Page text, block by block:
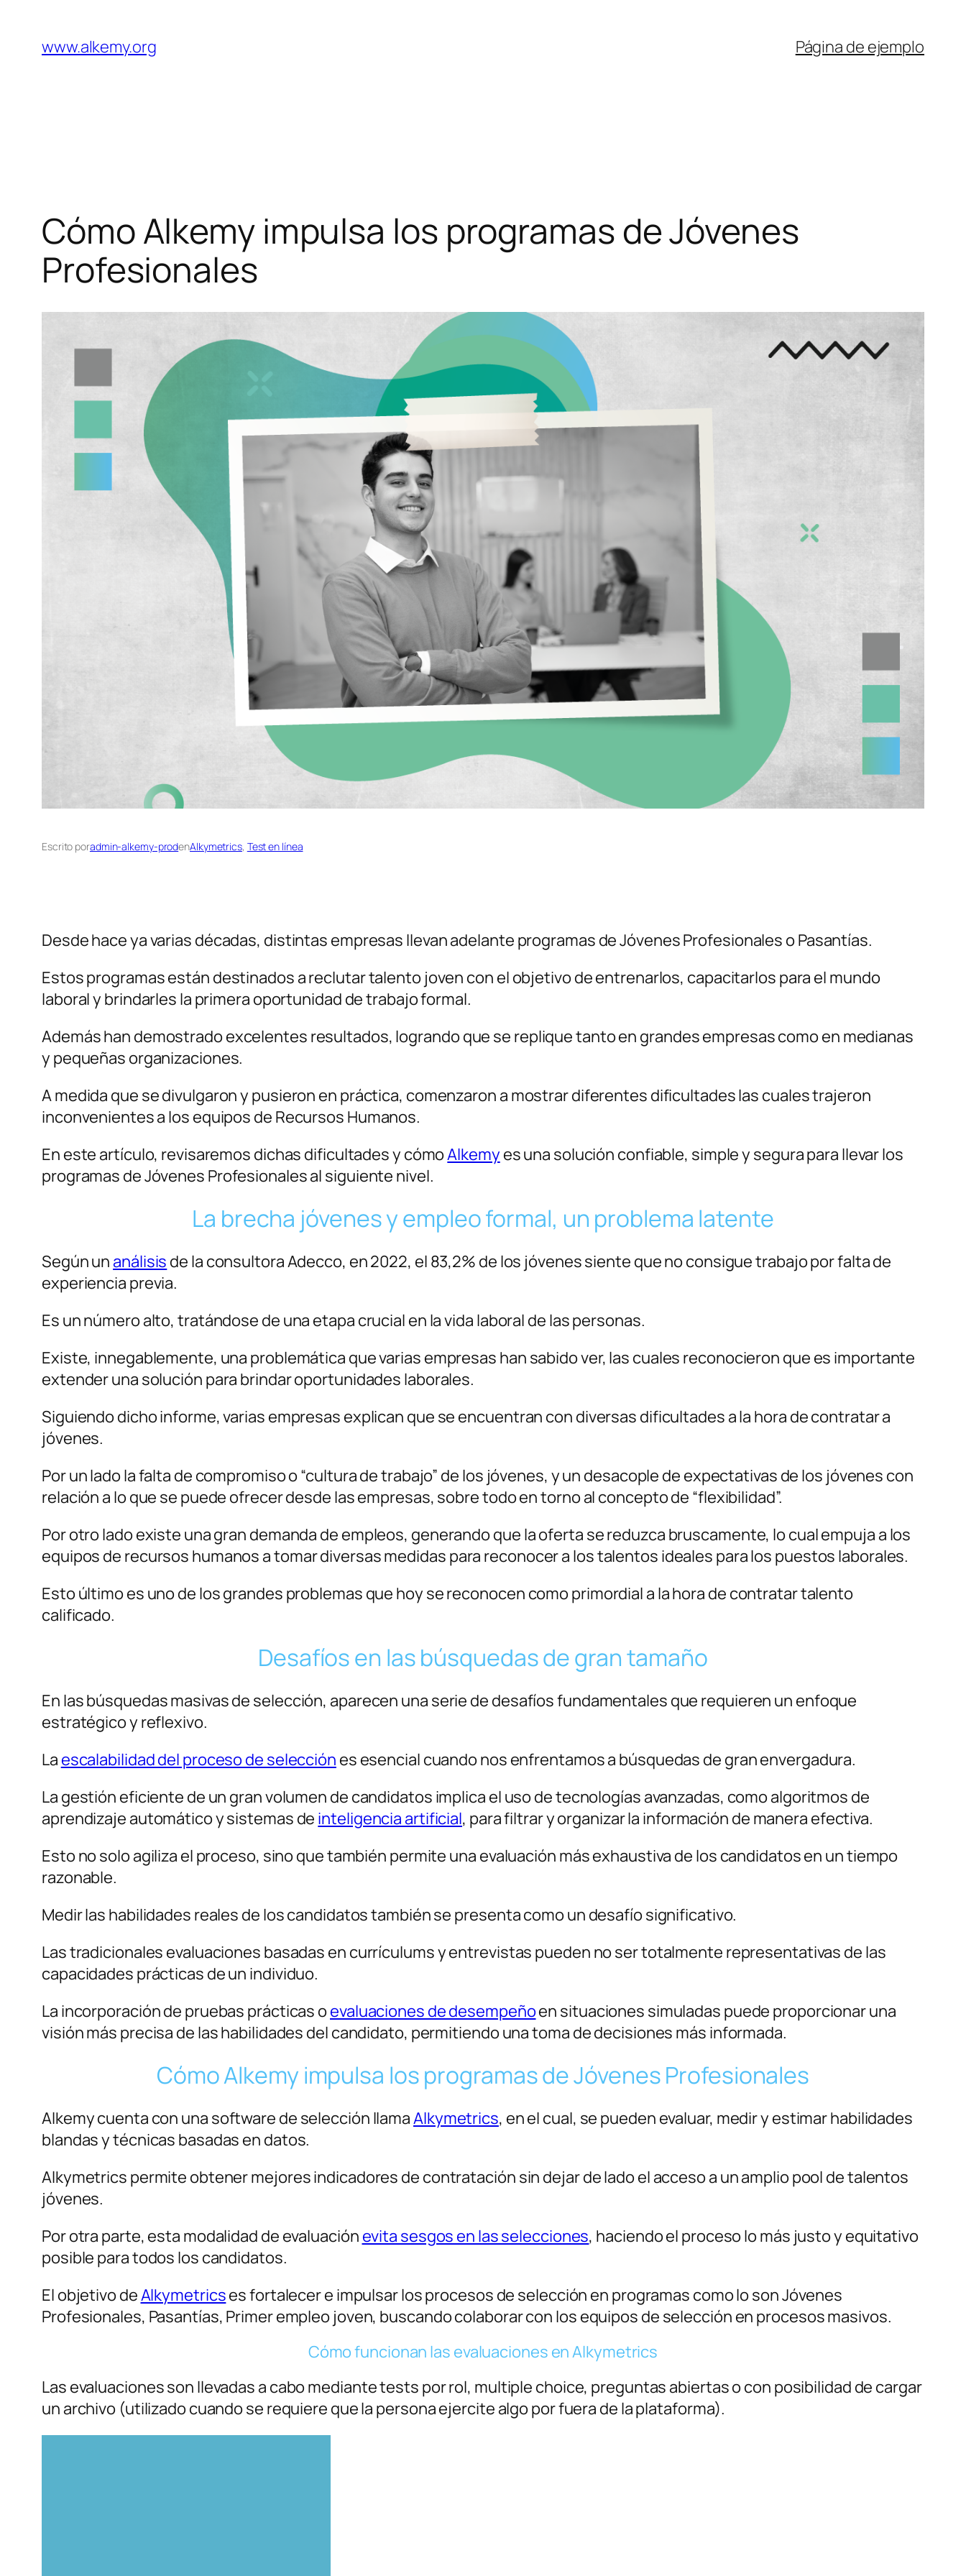
contenido
www.alkemy.org Página de ejemplo
Cómo Alkemy impulsa los programas de Jóvenes
Profesionales
Escrito poradmin-alkemy-prodenAlkymetrics, Test en línea
Desde hace ya varias décadas, distintas empresas llevan adelante programas de Jóvenes Profesionales o Pasantías.
Estos programas están destinados a reclutar talento joven con el objetivo de entrenarlos, capacitarlos para el mundo
laboral y brindarles la primera oportunidad de trabajo formal.
Además han demostrado excelentes resultados, logrando que se replique tanto en grandes empresas como en medianas
y pequeñas organizaciones.
A medida que se divulgaron y pusieron en práctica, comenzaron a mostrar diferentes dificultades las cuales trajeron
inconvenientes a los equipos de Recursos Humanos.
En este artículo, revisaremos dichas dificultades y cómoAlkemy es una solución confiable, simple y segura para llevar los
programas de Jóvenes Profesionales al siguiente nivel.
La brecha jóvenes y empleo formal, un problema latente
Según un análisis de la consultora Adecco, en 2022, el 83,2% de los jóvenes siente que no consigue trabajo por falta de
experiencia previa.
Es un número alto, tratándose de una etapa crucial en la vida laboral de las personas.
Existe, innegablemente, una problemática que varias empresas han sabido ver, las cuales reconocieron que es importante
extender una solución para brindar oportunidades laborales.
Siguiendo dicho informe, varias empresas explican que se encuentran con diversas dificultades a la hora de contratar a
jóvenes.
Por un lado la falta de compromiso o “cultura de trabajo” de los jóvenes, y un desacople de expectativas de los jóvenes con
relación a lo que se puede ofrecer desde las empresas, sobre todo en torno al concepto de “flexibilidad”.
Por otro lado existe una gran demanda de empleos, generando que la oferta se reduzca bruscamente, lo cual empuja a los
equipos de recursos humanos a tomar diversas medidas para reconocer a los talentos ideales para los puestos laborales.
Esto último es uno de los grandes problemas que hoy se reconocen como primordial a la hora de contratar talento
calificado.
Desafíos en las búsquedas de gran tamaño
En las búsquedas masivas de selección, aparecen una serie de desafíos fundamentales que requieren un enfoque
estratégico y reflexivo.
La escalabilidad del proceso de selección es esencial cuando nos enfrentamos a búsquedas de gran envergadura.
La gestión eficiente de un gran volumen de candidatos implica el uso de tecnologías avanzadas, como algoritmos de
aprendizaje automático y sistemas de inteligencia artificial, para filtrar y organizar la información de manera efectiva.
Esto no solo agiliza el proceso, sino que también permite una evaluación más exhaustiva de los candidatos en un tiempo
razonable.
Medir las habilidades reales de los candidatos también se presenta como un desafío significativo.
Las tradicionales evaluaciones basadas en currículums y entrevistas pueden no ser totalmente representativas de las
capacidades prácticas de un individuo.
La incorporación de pruebas prácticas o evaluaciones de desempeñoen situaciones simuladas puede proporcionar una
visión más precisa de las habilidades del candidato, permitiendo una toma de decisiones más informada.
Cómo Alkemy impulsa los programas de Jóvenes Profesionales
Alkemy cuenta con una software de selección llamaAlkymetrics, en el cual, se pueden evaluar, medir y estimar habilidades
blandas y técnicas basadas en datos.
Alkymetrics permite obtener mejores indicadores de contratación sin dejar de lado el acceso a un amplio pool de talentos
jóvenes.
Por otra parte, esta modalidad de evaluación evita sesgos en las selecciones, haciendo el proceso lo más justo y equitativo
posible para todos los candidatos.
El objetivo deAlkymetricses fortalecer e impulsar los procesos de selección en programas como lo son Jóvenes
Profesionales, Pasantías, Primer empleo joven, buscando colaborar con los equipos de selección en procesos masivos.
Cómo funcionan las evaluaciones en Alkymetrics
Las evaluaciones son llevadas a cabo mediante tests por rol, multiple choice, preguntas abiertas o con posibilidad de cargar
un archivo (utilizado cuando se requiere que la persona ejercite algo por fuera de la plataforma).